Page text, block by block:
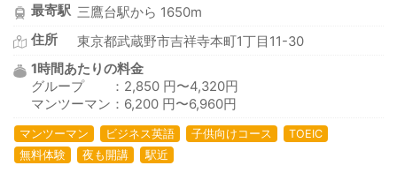
最寄駅 三鷹台駅から 1650m
住所
東京都武蔵野市吉祥寺本町1丁目11-30
1時間あたりの料金
グループ ：2,850 円〜4,320円
マンツーマン：6,200 円〜6,960円
マンツーマン ビジネス英語 子供向けコース
TOEIC
無料体験
夜も開講 駅近